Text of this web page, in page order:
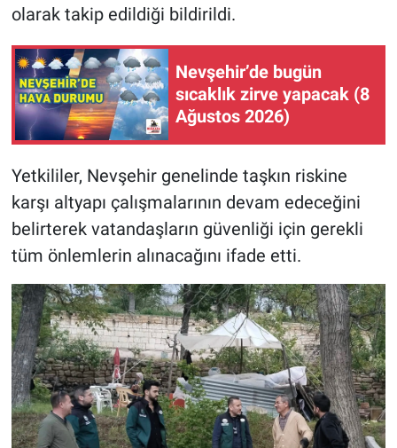
olarak takip edildiği bildirildi.
Nevşehir’de bugün
sıcaklık zirve yapacak (8
Ağustos 2026)
Yetkililer, Nevşehir genelinde taşkın riskine
karşı altyapı çalışmalarının devam edeceğini
belirterek vatandaşların güvenliği için gerekli
tüm önlemlerin alınacağını ifade etti.